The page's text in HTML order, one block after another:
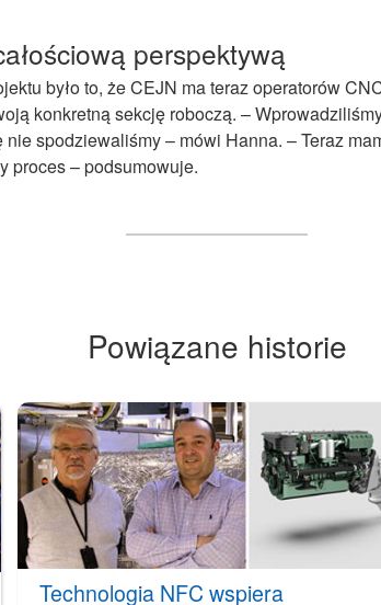
perspektywą
było to, że CEJN ma teraz operatorów
konkretną sekcję roboczą. –
spodziewaliśmy – mówi Hanna. – Teraz
proces – podsumowuje.
Powiązane historie
Technologia NFC wspiera